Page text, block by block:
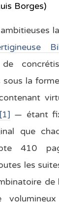
Borges)
la
[1] — étant
que
410
les
de